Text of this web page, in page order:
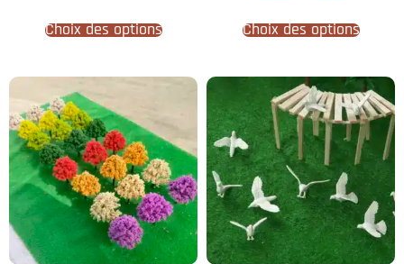
Choix des options Choix des options